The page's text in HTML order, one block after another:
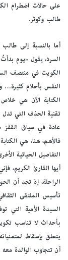
على حالات اضطرام
طالب وكوثر.
أما بالنسبة إلى
السرد، يقول «يوم
الكويت في منتصف
النفس بأحلام كثيرة…
تقنية الحذف التي تدل
عادة في سياق
فالأهم، هنا، هي
التفاصيل الحياتية
أيها القارئ الكريم،
الراحلة، إذ تجد أن
تأسيس الملتقى
بأحداث لا تناسب
يتعلق بإسقاط
أن تتجاوب الوالدة